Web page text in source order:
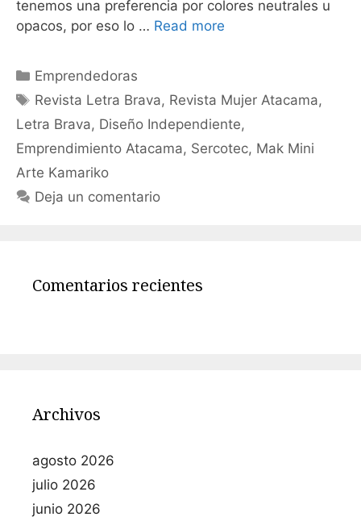
tenemos una preferencia por colores neutrales u
opacos, por eso lo … Read more
Emprendedoras
Revista Letra Brava, Revista Mujer Atacama,
Letra Brava, Diseño Independiente,
Emprendimiento Atacama, Sercotec, Mak Mini
Arte Kamariko
Deja un comentario
Comentarios recientes
Archivos
agosto 2026
julio 2026
junio 2026